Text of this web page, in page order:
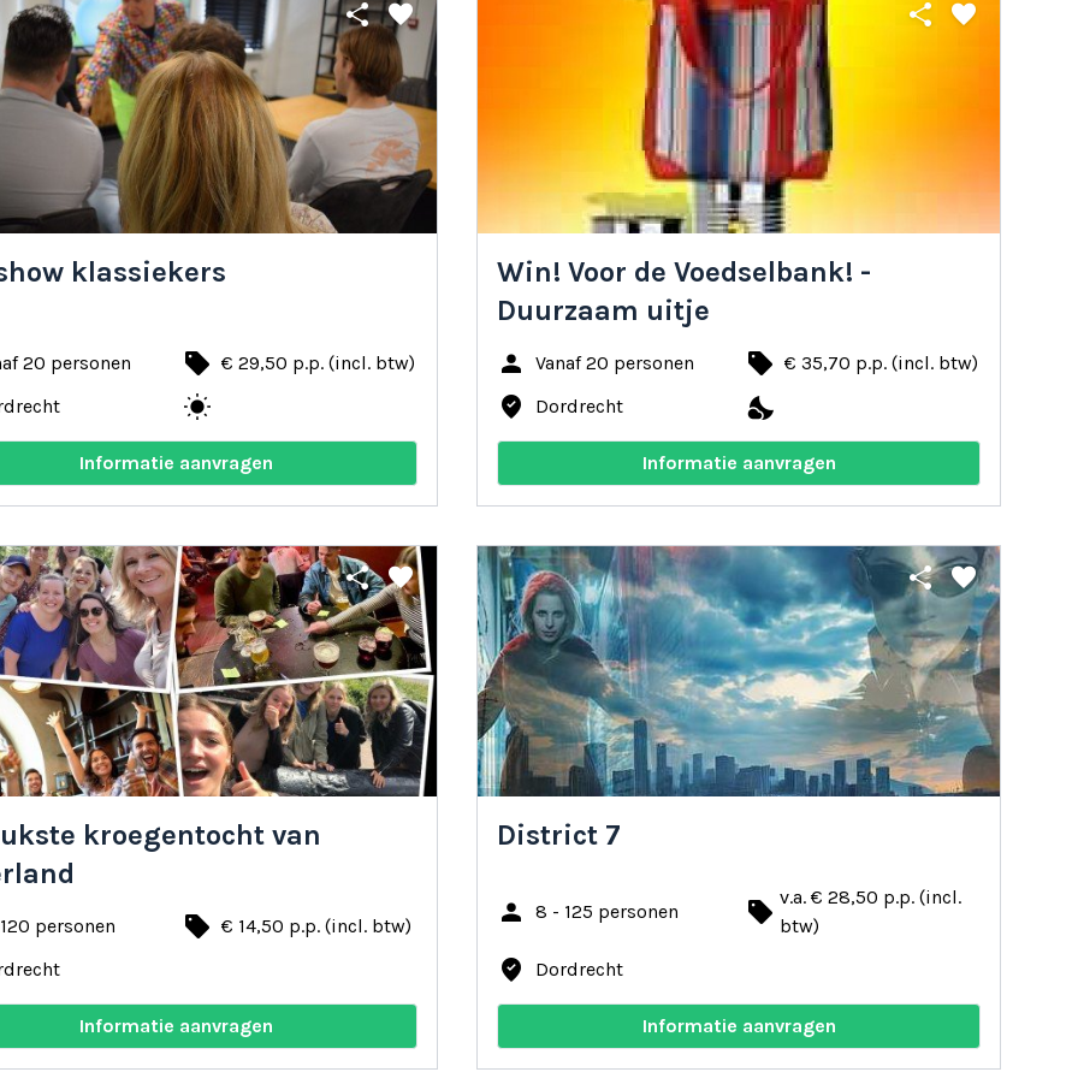
share favorite
klassiekers
20 personen local_offer € 29,50 p.p. (incl. btw)
wb_sunny
Informatie aanvragen
share favorite
Win! Voor de Voedselbank! -
Duurzaam uitje
person
Vanaf 20 personen local_offer € 35,70 p.p. (incl. btw)
where_to_vote Dordrecht nights_stay
Informatie aanvragen
share favorite
kroegentocht van
personen local_offer € 14,50 p.p. (incl. btw)
Informatie aanvragen
share favorite
District 7
person 8 - 125 personen local_offer v.a. € 28,50 p.p. (incl.
btw)
where_to_vote Dordrecht
Informatie aanvragen